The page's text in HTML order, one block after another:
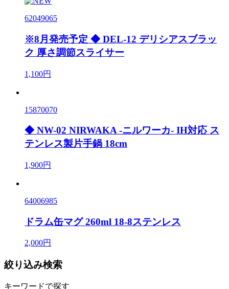
62049065
※8月発売予定 ◆ DEL-12 デリシアスブラッ
ク 厚さ調節スライサー
1,100円
15870070
◆ NW-02 NIRWAKA -ニルワーカ- IH対応 ス
テンレス製片手鍋 18cm
1,900円
64006985
ドラム缶マグ 260ml 18-8ステンレス
2,000円
絞り込み検索
キーワードで探す